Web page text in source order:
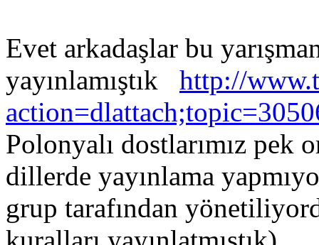
Evet arkadaşlar bu
yayınlamıştık http://
Polonyalı dostlarımız pek
dillerde yayınlama
grup tarafından